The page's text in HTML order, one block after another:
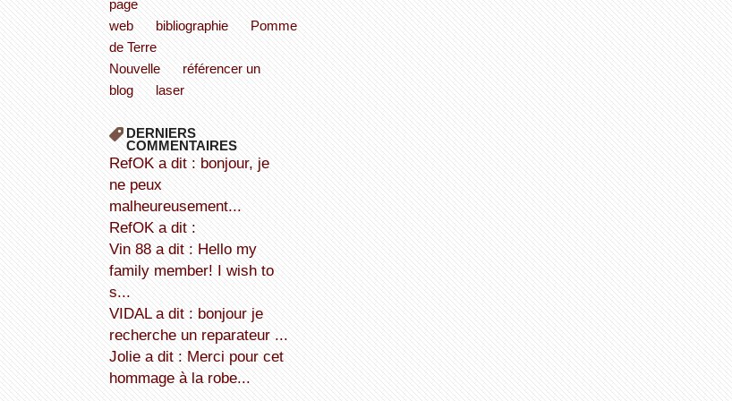
page
web
bibliographie
Pomme
de Terre
Nouvelle
référencer un
blog
laser
DERNIERS
COMMENTAIRES
refOK a dit : bonjour, je
ne peux
malheureusement...
refOK a dit :
Vin 88 a dit : Hello my
family member! I wish to
s...
VIDAL a dit : bonjour je
recherche un reparateur ...
Jolie a dit : Merci pour cet
hommage à la robe...